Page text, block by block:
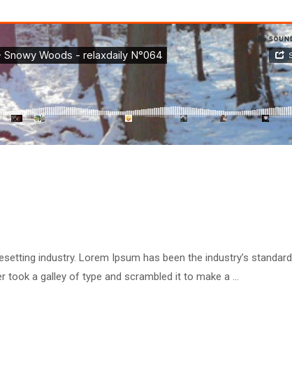
industry. Lorem Ipsum has been the industry’s standard
took a galley of type and scrambled it to make a …